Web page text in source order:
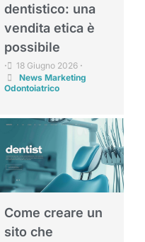
dentistico: una
vendita etica è
possibile
• 18 Giugno 2026 •
News Marketing
Odontoiatrico
Come creare un
sito che